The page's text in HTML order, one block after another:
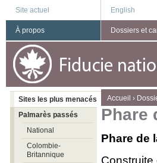
Site actuel English
You are here
Accueil ›
Phare
Phare de
À propos Dossiers et
Sites les plus menacés
Palmarès passés
National
Colombie-
Britannique